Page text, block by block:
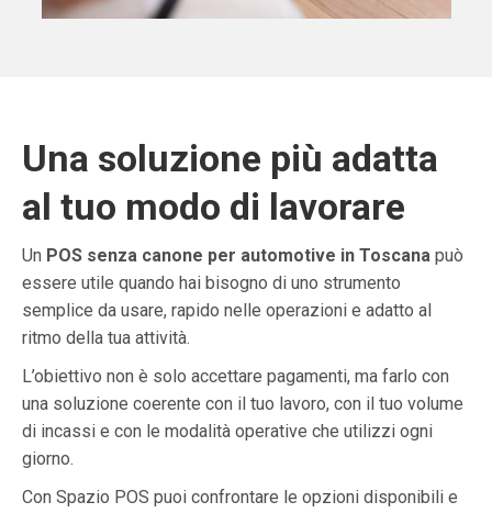
Una soluzione più adatta
al tuo modo di lavorare
Un POS senza canone per automotive in Toscana può
essere utile quando hai bisogno di uno strumento
semplice da usare, rapido nelle operazioni e adatto al
ritmo della tua attività.
L’obiettivo non è solo accettare pagamenti, ma farlo con
una soluzione coerente con il tuo lavoro, con il tuo volume
di incassi e con le modalità operative che utilizzi ogni
giorno.
Con Spazio POS puoi confrontare le opzioni disponibili e